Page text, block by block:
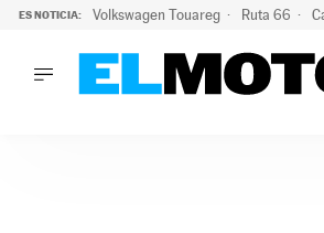
ES NOTICIA: Volkswagen Touareg Ruta 66